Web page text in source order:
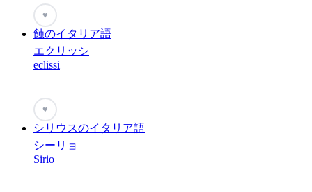
♥
蝕のイタリア語
エクリッシ
eclissi
♥
シリウスのイタリア語
シーリョ
Sirio